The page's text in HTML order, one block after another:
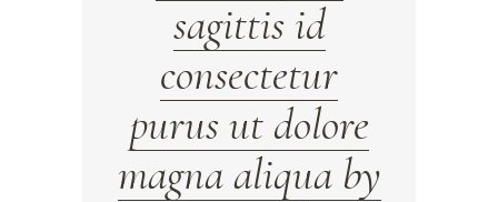
sagittis id
consectetur
purus ut dolore
magna aliqua by